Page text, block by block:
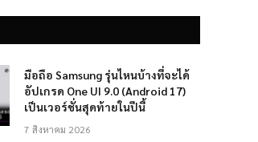
มือถือ Samsung รุ่นไหนบ้างที่จะได้
อัปเกรด One UI 9.0 (Android 17)
เป็นเวอร์ชั่นสุดท้ายในปีนี้
7 สิงหาคม 2026